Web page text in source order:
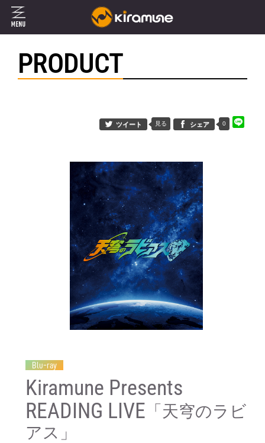
PRODUCT
シェア 0
ツイート 見る
Blu-ray
Kiramune Presents
READING LIVE 「天穹のラビ
アス」